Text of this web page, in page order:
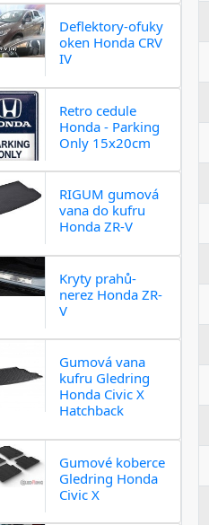
Deflektory-ofuky
oken Honda CRV
IV
Retro cedule
Honda - Parking
Only 15x20cm
RIGUM gumová
vana do kufru
Honda ZR-V
Kryty prahů-
nerez Honda ZR-
V
Gumová vana
kufru Gledring
Honda Civic X
Hatchback
Gumové koberce
Gledring Honda
Civic X